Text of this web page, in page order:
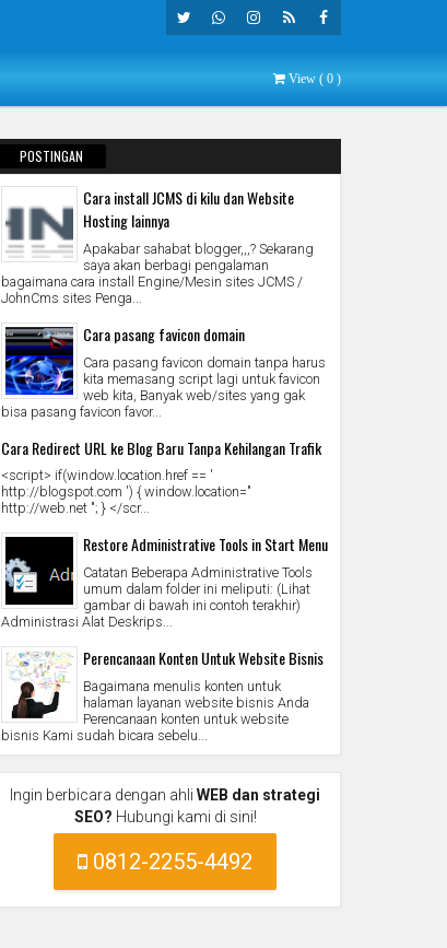
Ook
View ( 0 )
POSTINGAN
POPULER
Cara install JCMS di kilu dan Website
Hosting lainnya
Apakabar sahabat blogger,,,? Sekarang
saya akan berbagi pengalaman
bagaimana cara install Engine/Mesin sites JCMS /
JohnCms sites Penga...
Cara pasang favicon domain
Cara pasang favicon domain tanpa harus
kita memasang script lagi untuk favicon
web kita, Banyak web/sites yang gak
bisa pasang favicon favor...
Cara Redirect URL ke Blog Baru Tanpa Kehilangan Trafik
<script> if(window.location.href == '
http://blogspot.com ') { window.location="
http://web.net "; } </scr...
Restore Administrative Tools in Start Menu
Catatan Beberapa Administrative Tools
umum dalam folder ini meliputi: (Lihat
gambar di bawah ini contoh terakhir)
Administrasi Alat Deskrips...
Perencanaan Konten Untuk Website Bisnis
Bagaimana menulis konten untuk
halaman layanan website bisnis Anda
Perencanaan konten untuk website
bisnis Kami sudah bicara sebelu...
Ingin berbicara dengan ahli WEB dan strategi
SEO? Hubungi kami di sini!
0812-2255-4492